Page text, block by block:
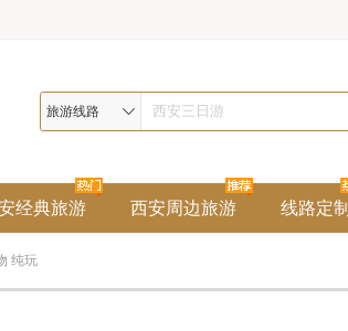
旅游线路
经典旅游 西安周边旅游 线路定制
纯玩